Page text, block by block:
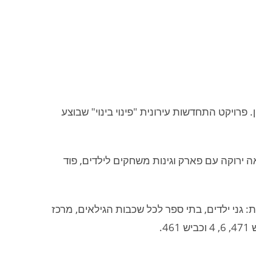
התחדשות עירונית "פינוי בינוי" שבוצע
יש ריאה ירוקה עם פארק וגינות משחקים לילדים, פוד
ילדים, בתי ספר לכל שכבות הגילאים, מרכז